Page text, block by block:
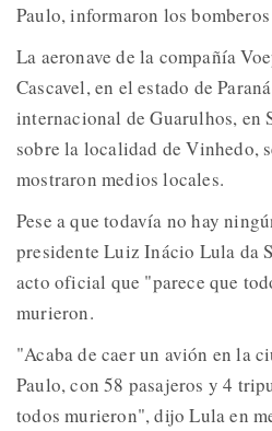
Paulo, informaron los
La aeronave de la compañía
Cascavel, en el estado de
internacional de Guarulhos, en
sobre la localidad de Vinhedo,
mostraron medios locales.
Pese a que todavía no hay
presidente Luiz Inácio Lula da
acto oficial que "parece que
murieron.
"Acaba de caer un avión en la
Paulo, con 58 pasajeros y 4
todos murieron", dijo Lula en